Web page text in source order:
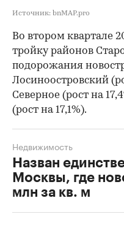
Источник: bnMAP.pro
Во втором квартале
тройку районов
подорожания
Лосиноостровский
Северное (рост на
(рост на 17,1%).
Назван
Москвы, где
млн за кв. м
Недвижимость